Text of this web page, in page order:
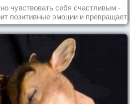
чувствовать себя счастливым -
позитивные эмоции и превращает
маленький праздник.